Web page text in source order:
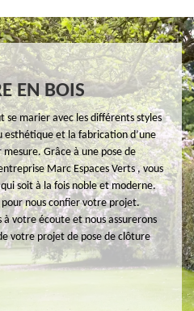
EN BOIS
se marier avec les différents styles
et la fabrication d’une
Grâce à une pose de
Marc Espaces Verts , vous
soit à la fois noble et moderne.
pour nous confier votre projet.
à votre écoute et nous assurerons
votre projet de pose de clôture